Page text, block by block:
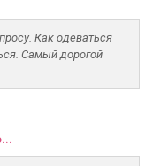
Как одеваться
Самый дорогой